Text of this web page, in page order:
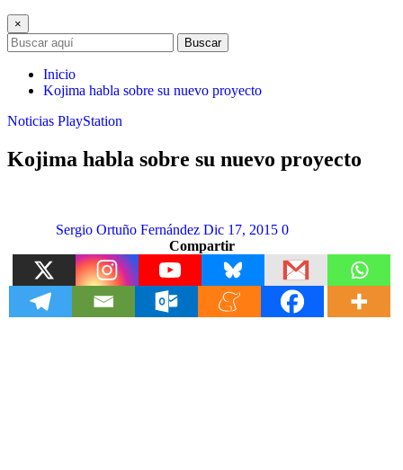
×
Buscar
Inicio
Kojima habla sobre su nuevo proyecto
Noticias PlayStation
Kojima habla sobre su nuevo proyecto
Sergio Ortuño Fernández Dic 17, 2015 0
Compartir